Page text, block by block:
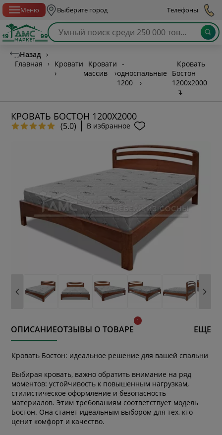
Меню Выберите город Телефоны
Назад ›
Главная
›
Кровати
›
Кровати
массив
›
-
односпальные
1200
›
Кровать
Бостон
1200х2000
↴
КРОВАТЬ БОСТОН 1200Х2000
(5.0) В избранное
ОПИСАНИЕОТЗЫВЫ О ТОВАРЕ ЕЩЕ
Кровать Бостон: идеальное решение для вашей спальни
Выбирая кровать, важно обратить внимание на ряд
моментов: устойчивость к повышенным нагрузкам,
стилистическое оформление и безопасность
материалов. Этим требованиям соответствует модель
Бостон. Она станет идеальным выбором для тех, кто
ценит комфорт и качество.